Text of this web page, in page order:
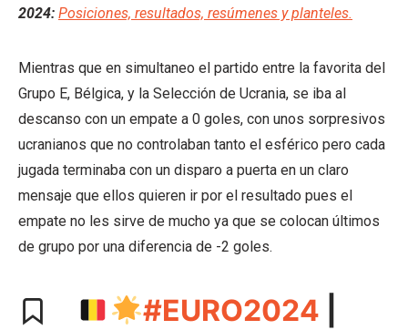
2024: Posiciones, resultados, resúmenes y planteles.
Mientras que en simultaneo el partido entre la favorita del
Grupo E, Bélgica, y la Selección de Ucrania, se iba al
descanso con un empate a 0 goles, con unos sorpresivos
ucranianos que no controlaban tanto el esférico pero cada
jugada terminaba con un disparo a puerta en un claro
mensaje que ellos quieren ir por el resultado pues el
empate no les sirve de mucho ya que se colocan últimos
de grupo por una diferencia de -2 goles.
#EURO2024